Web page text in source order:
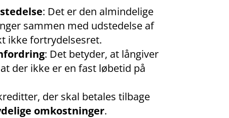
: Det er den almindelige
sammen med udstedelse af
ikke fortrydelsesret.
: Det betyder, at långiver
der ikke er en fast løbetid på
der skal betales tilbage
omkostninger.